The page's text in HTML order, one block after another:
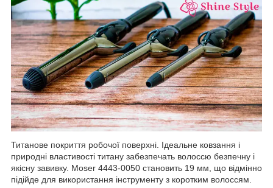
Титанове покриття робочої поверхні. Ідеальне ковзання і
природні властивості титану забезпечать волоссю безпечну і
якісну завивку. Moser 4443-0050 становить 19 мм, що відмінно
підійде для використання інструменту з коротким волоссям.